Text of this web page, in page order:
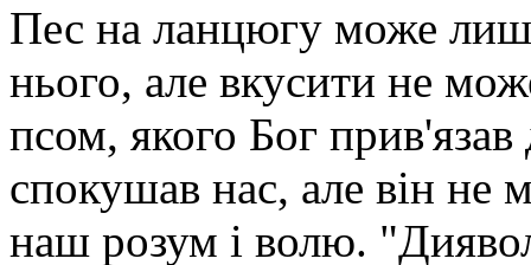
Пес на ланцюгу може
нього, але вкусити не
псом, якого Бог
спокушав нас, але він не
наш розум і волю.